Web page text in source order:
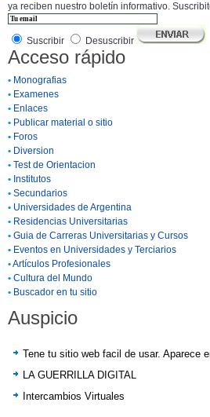
ya reciben nuestro boletín informativo.
Suscribir Desuscribir
Acceso rápido
• Monografias
• Examenes
• Enlaces
• Publicar material o sitio
• Foros
• Diversion
• Test de Orientacion
• Institutos
• Secundarios
• Universidades de Argentina
• Residencias Universitarias
• Guia de Carreras Universitarias y Cursos
• Eventos en Universidades y Terciarios
•Artículos Profesionales
• Cultura del Mundo
• Buscador en tu sitio
Auspicio
Tene tu sitio web facil de usar. Aparece
LA GUERRILLA DIGITAL
Intercambios Virtuales